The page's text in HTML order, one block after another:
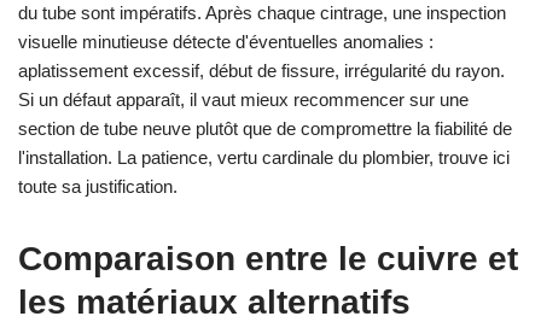
du tube sont impératifs. Après chaque cintrage, une inspection
visuelle minutieuse détecte d'éventuelles anomalies :
aplatissement excessif, début de fissure, irrégularité du rayon.
Si un défaut apparaît, il vaut mieux recommencer sur une
section de tube neuve plutôt que de compromettre la fiabilité de
l'installation. La patience, vertu cardinale du plombier, trouve ici
toute sa justification.
Comparaison entre le cuivre et
les matériaux alternatifs